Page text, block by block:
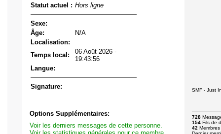
Statut actuel : Hors ligne
Sexe:
Âge:
N/A
Localisation:
Temps local:
06 Août 2026 -
19:43:56
Langue:
Signature:
Options Supplémentaires:
Voir les derniers messages de cette personne.
SMF - Just
728
154 Fils de
42 Membres